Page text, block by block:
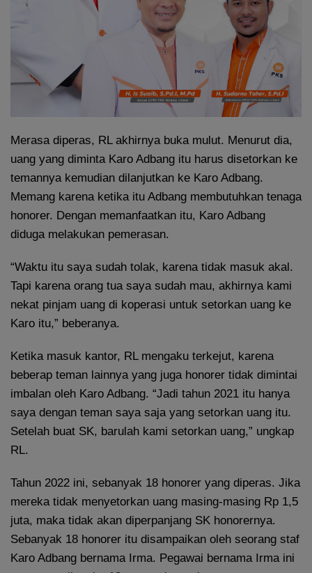
Merasa diperas, RL akhirnya buka mulut. Menurut dia,
uang yang diminta Karo Adbang itu harus disetorkan ke
temannya kemudian dilanjutkan ke Karo Adbang.
Memang karena ketika itu Adbang membutuhkan tenaga
honorer. Dengan memanfaatkan itu, Karo Adbang
diduga melakukan pemerasan.
“Waktu itu saya sudah tolak, karena tidak masuk akal.
Tapi karena orang tua saya sudah mau, akhirnya kami
nekat pinjam uang di koperasi untuk setorkan uang ke
Karo itu,” beberanya.
Ketika masuk kantor, RL mengaku terkejut, karena
beberap teman lainnya yang juga honorer tidak dimintai
imbalan oleh Karo Adbang. “Jadi tahun 2021 itu hanya
saya dengan teman saya saja yang setorkan uang itu.
Setelah buat SK, barulah kami setorkan uang,” ungkap
RL.
Tahun 2022 ini, sebanyak 18 honorer yang diperas. Jika
mereka tidak menyetorkan uang masing-masing Rp 1,5
juta, maka tidak akan diperpanjang SK honorernya.
Sebanyak 18 honorer itu disampaikan oleh seorang staf
Karo Adbang bernama Irma. Pegawai bernama Irma ini